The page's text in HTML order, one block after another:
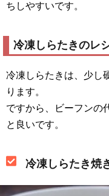
ちしやすいです。
冷凍しらたきのレ
冷凍しらたきは、少し
ります。
ですから、ビーフンの
と良いです。
冷凍しらたき焼